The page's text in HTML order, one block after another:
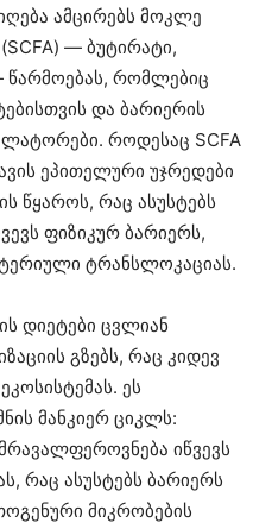
ამცირებს მოკლე
(SCFA) — ბუტირატი,
რომლებიც
და ბარიერის
როდესაც SCFA
ეპითელური უჯრედები
წყაროს, რაც ასუსტებს
ფიზიკურ ბარიერს,
ტრანსლოკაციას.
დიეტები ცვლიან
გზებს, რაც კიდევ
ეს
მანკიერ ციკლს:
იწვევს
რაც ასუსტებს ბარიერს
მიკრობების